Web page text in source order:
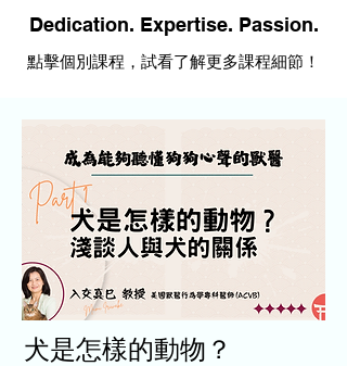
Dedication. Expertise. Passion.
點擊個別課程，試看了解更多課程細節！
犬是怎樣的動物？